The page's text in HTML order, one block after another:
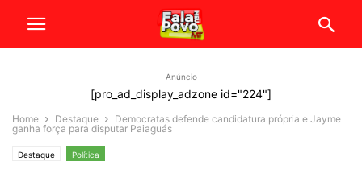
Anúncio
[pro_ad_display_adzone id="224"]
Home Destaque
Democratas defende candidatura própria e Jayme
ganha força para disputar Paiaguás
Destaque Política